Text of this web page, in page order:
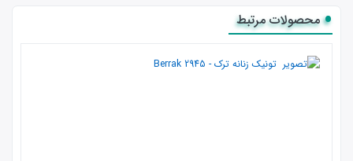
محصولات مرتبط